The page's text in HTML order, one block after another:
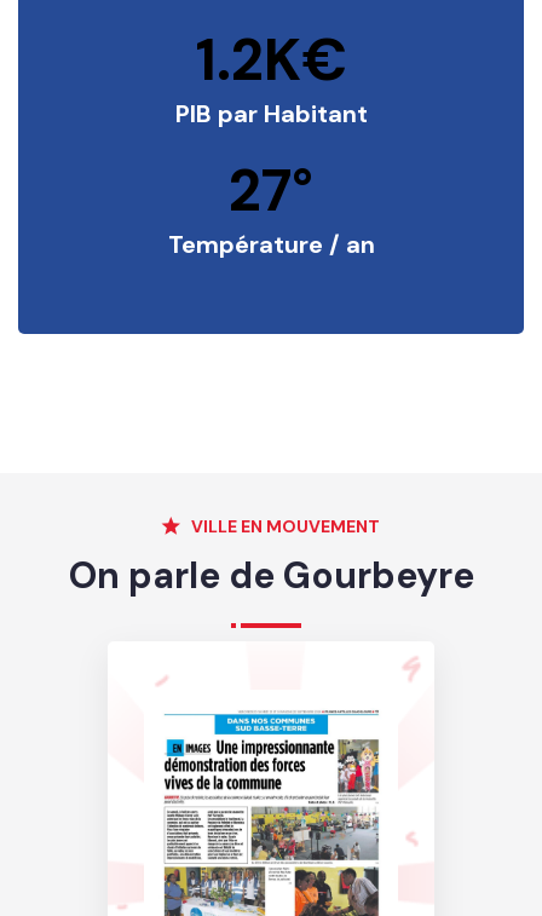
1.2K€
PIB par Habitant
27°
Température / an
VILLE EN MOUVEMENT
On parle de Gourbeyre